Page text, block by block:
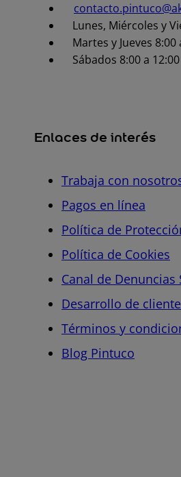
Lunes, Miércoles y
Martes y Jueves 8:00
Sábados 8:00 a 12:00
Enlaces de interés
Trabaja con
Pagos en línea
Política de
Política de Cookies
Canal de Denuncias
Desarrollo de
Términos y
Blog Pintuco